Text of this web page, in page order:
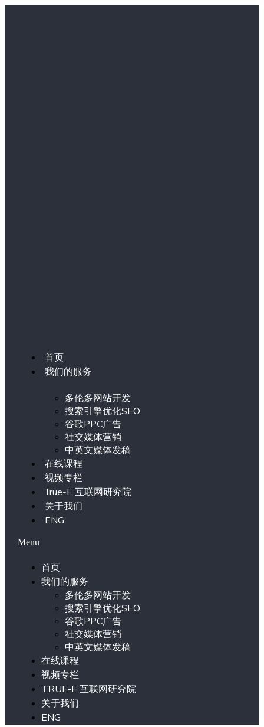
首页
我们的服务
多伦多网站开发
搜索引擎优化SEO
谷歌PPC广告
社交媒体营销
中英文媒体发稿
在线课程
视频专栏
True-E 互联网研究院
关于我们
ENG
Menu
首页
我们的服务
多伦多网站开发
搜索引擎优化SEO
谷歌PPC广告
社交媒体营销
中英文媒体发稿
在线课程
视频专栏
TRUE-E 互联网研究院
关于我们
ENG